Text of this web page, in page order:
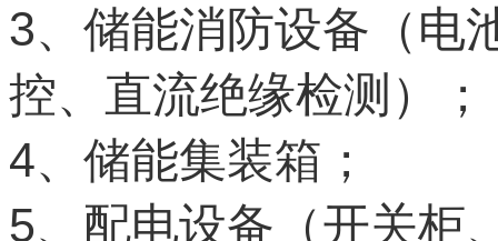
3、储能消防设备（电
控、直流绝缘检测）；
4、储能集装箱；
5、配电设备（开关柜